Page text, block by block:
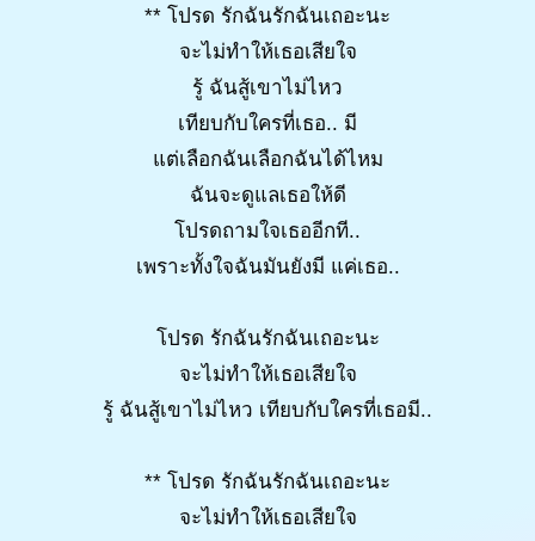
** โปรด รักฉันรักฉันเถอะนะ
จะไม่ทำให้เธอเสียใจ
รู้ ฉันสู้เขาไม่ไหว
เทียบกับใครที่เธอ.. มี
แต่เลือกฉันเลือกฉันได้ไหม
ฉันจะดูแลเธอให้ดี
โปรดถามใจเธออีกที..
เพราะทั้งใจฉันมันยังมี แค่เธอ..
โปรด รักฉันรักฉันเถอะนะ
จะไม่ทำให้เธอเสียใจ
รู้ ฉันสู้เขาไม่ไหว เทียบกับใครที่เธอมี..
** โปรด รักฉันรักฉันเถอะนะ
จะไม่ทำให้เธอเสียใจ